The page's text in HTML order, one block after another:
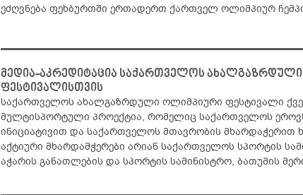
ეძღვნება ფეხბურთში ერთადერთ ქართველ ოლიმპიურ
მედია-აკრედიტაცია საქართველოს
ფესტივალისთვის
საქართველოს ახალგაზრდული ოლიმპიური ფესტივალი
მულტისპორტული პროექტია, რომელიც საქართველოს
ინიციატივით და საქართველოს მთავრობის მხარდაჭერით
აქტიური მხარდამჭერები არიან საქართველოს სპორტის
აჭარის განათლების და სპორტის სამინისტრო, ბათუმის